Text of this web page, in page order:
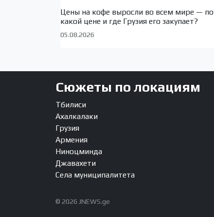
Цены на кофе выросли во всем мире — по
какой цене и где Грузия его закупает?
05.08.2026
Сюжеты по локациям
Тбилиси
Ахалкалаки
Грузия
Армения
Ниноцминда
Джавахети
Села муниципалитета
© 2026 JNEWS.ge